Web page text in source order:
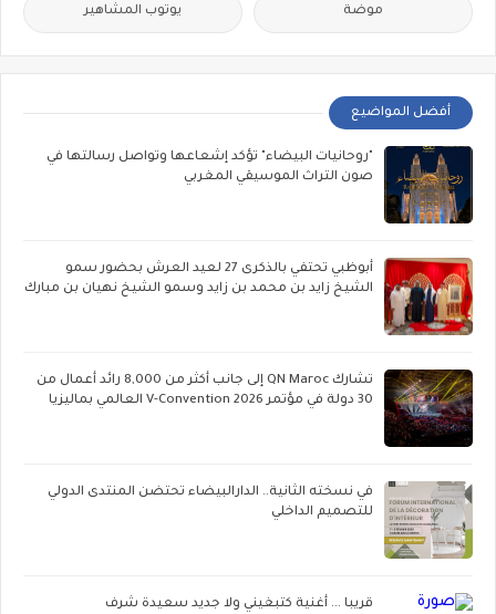
موضة يوتوب المشاهير
أفضل المواضيع
"روحانيات البيضاء" تؤكد إشعاعها وتواصل رسالتها في
صون التراث الموسيقي المغربي
أبوظبي تحتفي بالذكرى 27 لعيد العرش بحضور سمو
الشيخ زايد بن محمد بن زايد وسمو الشيخ نهيان بن مبارك
تشارك QN Maroc إلى جانب أكثر من 8,000 رائد أعمال من
30 دولة في مؤتمر V-Convention 2026 العالمي بماليزيا
في نسخته الثانية.. الدارالبيضاء تحتضن المنتدى الدولي
للتصميم الداخلي
قريبا ... أغنية كتبغيني ولا جديد سعيدة شرف